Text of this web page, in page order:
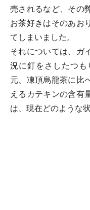
売されるなど、その
お茶好きはそのあお
てしまいました。
それについては、ガ
況に釘をさしたつ
元、凍頂烏龍茶に比
えるカテキンの含有
は、現在どのような